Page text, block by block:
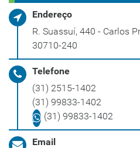
Endereço
R. Suassuí, 440 - Carlos
30710-240
Telefone
(31) 2515-1402
(31) 99833-1402
(31) 99833-1402
Email